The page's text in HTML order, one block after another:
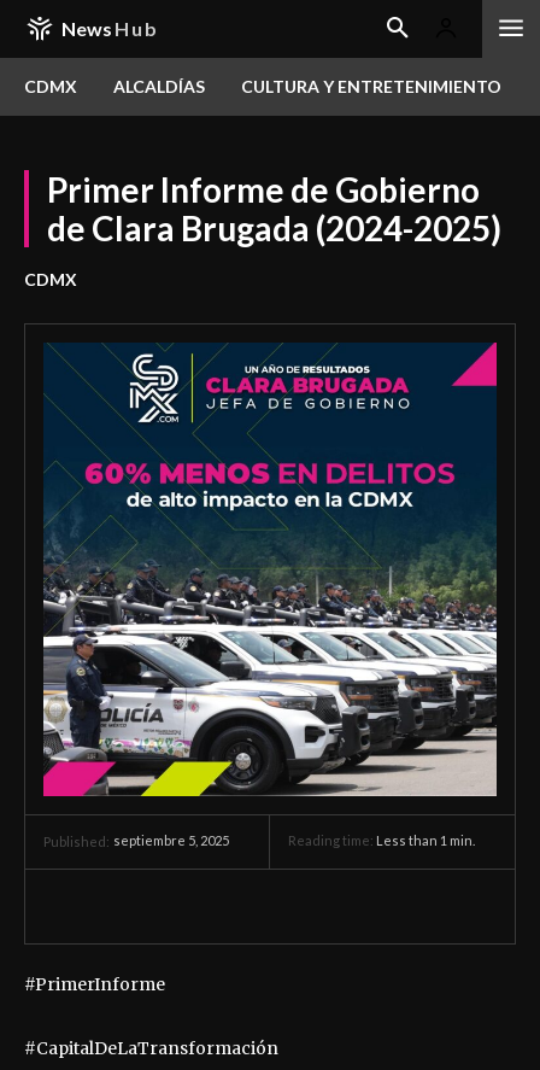
News Hub
CDMX ALCALDÍAS CULTURA Y ENTRETENIMIENTO
Primer Informe de Gobierno
de Clara Brugada (2024-2025)
CDMX
Published: septiembre 5, 2025 Reading time: Less than 1 min.
#PrimerInforme
#CapitalDeLaTransformación